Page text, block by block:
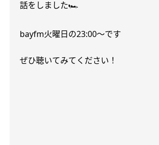
話をしました🏎
bayfm火曜日の23:00〜です
ぜひ聴いてみてください！